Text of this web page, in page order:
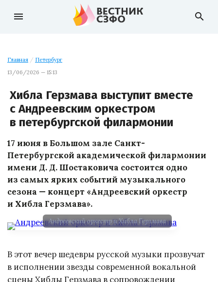
menu search
Главная / Петербург
13/06/2026 — 15:13
Хибла Герзмава выступит вместе
с Андреевским оркестром
в петербургской филармонии
17 июня в Большом зале Санкт-
Петербургской академической филармонии
имени Д. Д. Шостаковича состоится одно
из самых ярких событий музыкального
сезона — концерт «Андреевский оркестр
и Хибла Герзмава».
Андреевский оркестр и Хибла Герзмава
В этот вечер шедевры русской музыки прозвучат
в исполнении звезды современной вокальной
сцены Хиблы Герзмава в сопровождении